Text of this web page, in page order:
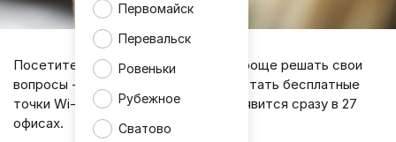
Первомайск
Перевальск
Ровеньки
Рубежное
Сватово
Посетителям МФЦ в ЛНР станет проще решать свои
вопросы - в отделениях начнут работать бесплатные
точки Wi-Fi. Доступ к интернету появится сразу в 27
офисах.